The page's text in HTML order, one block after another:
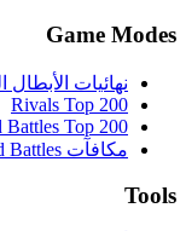
Game Modes
نهائيات الأبطال
Rivals Top 200
Battles Top 200
مكافآت Squad Battles
Tools